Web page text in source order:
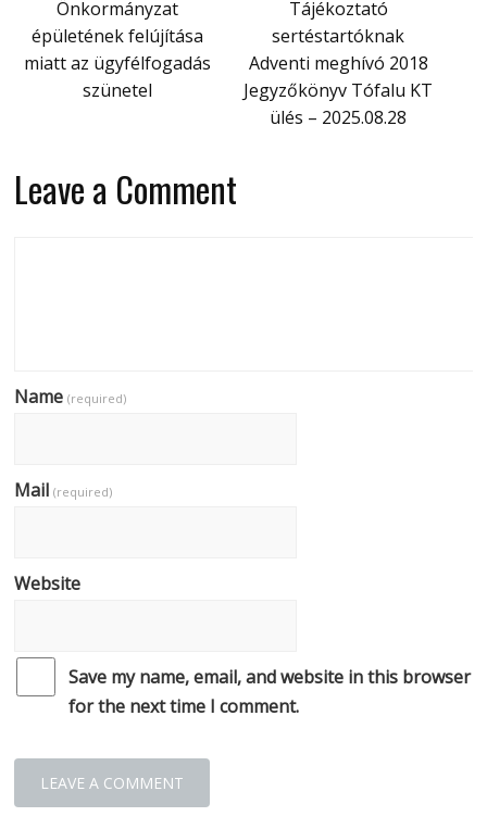
Önkormányzat
épületének felújítása
miatt az ügyfélfogadás
szünetel
Tájékoztató
sertéstartóknak
Adventi meghívó 2018
Jegyzőkönyv Tófalu KT
ülés – 2025.08.28
Leave a Comment
Name(required)
Mail(required)
Website
Save my name, email, and website in this browser
for the next time I comment.